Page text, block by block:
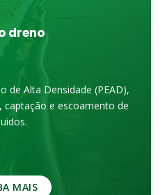
dreno
de Alta Densidade (PEAD),
captação e escoamento de
MAIS